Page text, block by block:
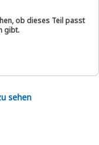
ob dieses Teil passt
gibt.
sehen